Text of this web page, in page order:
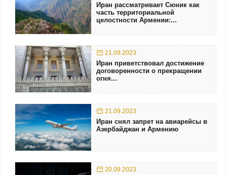
Иран рассматривает Сюник как
часть территориальной
целостности Армении:...
21.09.2023
Иран приветствовал достижение
договоренности о прекращении
огня...
21.09.2023
Иран снял запрет на авиарейсы в
Азербайджан и Армению
20.09.2023